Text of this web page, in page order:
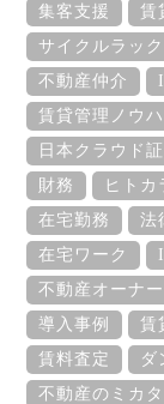
集客支援
賃
サイクルラック
不動産仲介
賃貸管理ノウハ
日本クラウド
財務
ヒトカ
在宅勤務
法
在宅ワーク
不動産オーナー
導入事例
賃
賃料査定
ダ
不動産のミカタ